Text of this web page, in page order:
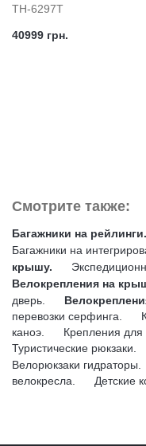
TH-6297T
40999 грн.
Смотрите также:
Багажники на рейлинги.
Багажники на
крышу.
Велокрепления на
дверь.
перевозки серфинга.
каноэ.
Крепления для
Туристические рюкзаки.
Велорюкзаки гидраторы.
велокресла.
Детские